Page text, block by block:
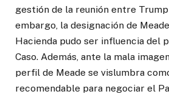
gestión de la reunión entre Trump
embargo, la designación de
Hacienda pudo ser influencia del
Caso. Además, ante la mala
perfil de Meade se vislumbra
recomendable para negociar el